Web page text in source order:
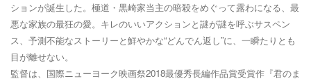
ションが誕生した。極道・黒崎家当主の暗殺をめぐって露わになる、最
悪な家族の最狂の愛。キレのいいアクションと謎が謎を呼ぶサスペン
ス、予測不能なストーリーと鮮やかな“どんでん返し”に、一瞬たりとも
目が離せない。
監督は、国際ニューヨーク映画祭2018最優秀長編作品賞受賞作『君のま